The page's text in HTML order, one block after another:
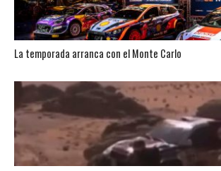
La temporada arranca con el Monte Carlo